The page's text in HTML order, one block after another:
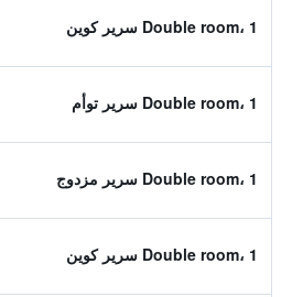
Double room، 1 سرير كوين
Double room، 1 سرير توأم
Double room، 1 سرير مزدوج
Double room، 1 سرير كوين